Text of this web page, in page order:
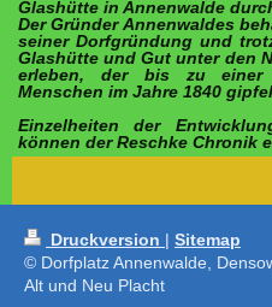
Glashütte in Annenwalde
Der Gründer Annenwaldes
seiner Dorfgründung und
Glashütte und Gut unter den
erleben, der bis zu einer
Menschen im Jahre 1840
Einzelheiten der
können der Reschke Chronik
Druckversion | Sitemap
© Dorfplatz Annenwalde,
Alt und Neu Placht